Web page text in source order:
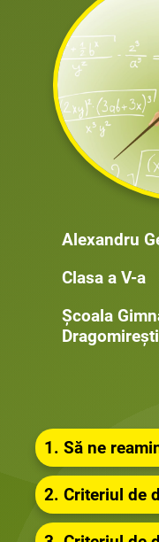
Alexandru
Clasa a V-a
Școala
1. Să ne
2. Criteriul de